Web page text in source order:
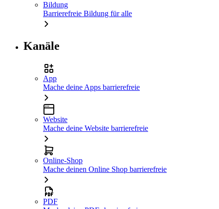
Bildung
Barrierefreie Bildung für alle
Kanäle
App
Mache deine Apps barrierefreie
Website
Mache deine Website barrierefreie
Online-Shop
Mache deinen Online Shop barrierefreie
PDF